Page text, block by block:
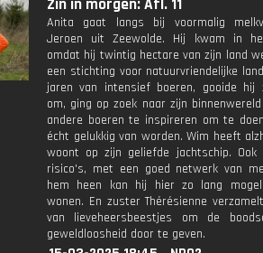
Zin in morgen: Afl. 11
Anita gaat langs bij voormalig
Jeroen uit Zeewolde. Hij kwam in
omdat hij twintig hectare van zijn land
een stichting voor natuurvriendelijke
jaren van intensief boeren, gooide hij
om, ging op zoek naar zijn
andere boeren te inspireren om te
écht gelukkig van worden. Wim heeft
woont op zijn geliefde jachtschip.
risico's, met een goed netwerk van
hem heen kan hij hier zo lang
wonen. En zuster Thérésienne
van lieveheersbeestjes om de
geweldloosheid door te geven.